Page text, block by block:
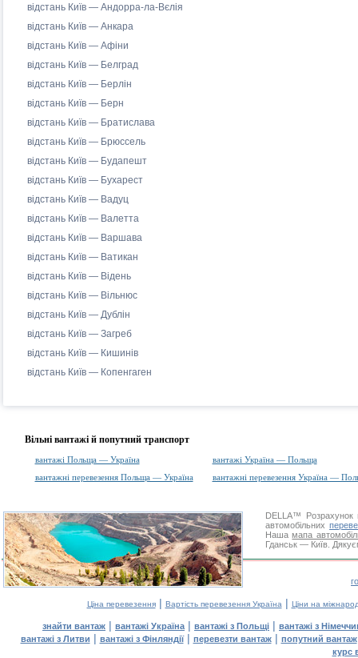
відстань Київ — Андорра-ла-Вєлія
відстань Київ — Анкара
відстань Київ — Афіни
відстань Київ — Белград
відстань Київ — Берлін
відстань Київ — Берн
відстань Київ — Братислава
відстань Київ — Брюссель
відстань Київ — Будапешт
відстань Київ — Бухарест
відстань Київ — Вадуц
відстань Київ — Валетта
відстань Київ — Варшава
відстань Київ — Ватикан
відстань Київ — Відень
відстань Київ — Вільнюс
відстань Київ — Дублін
відстань Київ — Загреб
відстань Київ — Кишинів
відстань Київ — Копенгаген
Вільні вантажі й попутний транспорт
вантажі Польща — Україна
вантажі Україна — Польща
вантажні перевезення Польща — Україна
вантажні перевезення Україна —
DELLA™
Розрахунок
автомобільних
Нашамапа
Гданськ — Київ.
Ціна перевезення| Вартість перевезення Україна | Ціни на
знайти вантаж | вантажі Україна | вантажі з Польщі | вантажі з
вантажі з Литви | вантажі з Фінляндії| перевезти вантаж| попутний вантаж
курс